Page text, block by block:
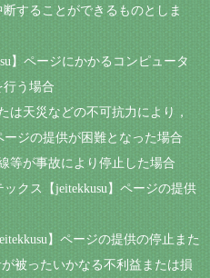
することができるものとしま
】ページにかかるコンピュータ
行う場合
は天災などの不可抗力により，
ージの提供が困難となった場合
等が事故により停止した場合
ックス【jeitekkusu】ページの提供
】ページの提供の停止また
被ったいかなる不利益または損